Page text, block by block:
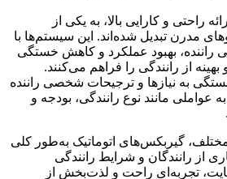
راحتی و کارایی بالا، به یکی از
مدرن تبدیل شده‌اند. این سیستم‌ها با
راننده، بهبود عملکرد و کاهش خستگی
از رانندگی را فراهم می‌کنند.
به نیازها و ترجیحات شخصی راننده
عواملی مانند نوع رانندگی، بودجه و
مختلف، گیربکس‌های اتوماتیک به‌طور کلی
از رانندگان و شرایط رانندگی
تجربه‌ای راحت و لذت‌بخش از